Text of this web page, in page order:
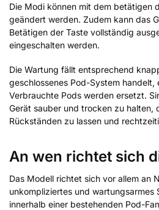
Die Modi können mit dem betätigen
geändert werden. Zudem kann das
Betätigen der Taste vollständig
eingeschalten werden.
Die Wartung fällt entsprechend
geschlossenes Pod-System handelt,
Verbrauchte Pods werden ersetzt.
Gerät sauber und trocken zu halten,
Rückständen zu lassen und
An wen richtet sich
Das Modell richtet sich vor allem an
unkompliziertes und wartungsarmes
innerhalb einer bestehenden Pod-